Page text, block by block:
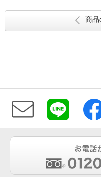
商品